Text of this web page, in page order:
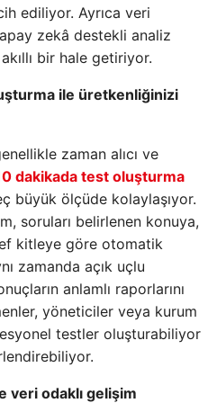
ediliyor. Ayrıca veri
zekâ destekli analiz
bir hale getiriyor.
ile üretkenliğinizi
zaman alıcı ve
dakikada test oluşturma
büyük ölçüde kolaylaşıyor.
soruları belirlenen konuya,
kitleye göre otomatik
zamanda açık uçlu
anlamlı raporlarını
yöneticiler veya kurum
testler oluşturabiliyor
veri odaklı gelişim